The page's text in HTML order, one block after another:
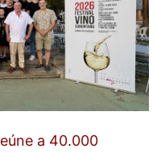
a 40.000